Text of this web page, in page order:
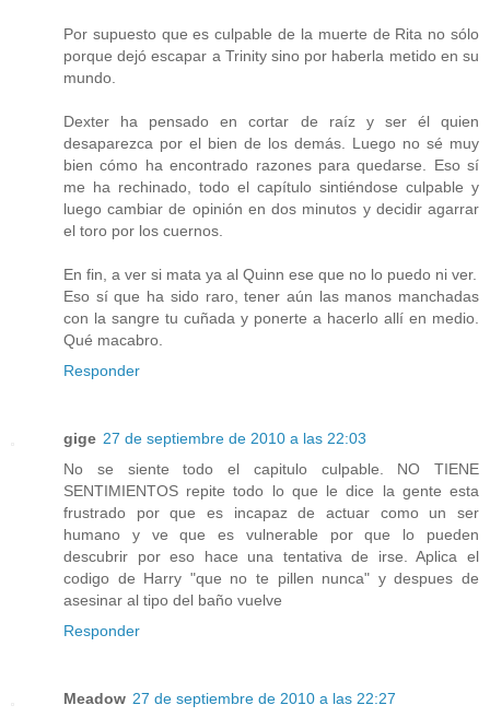
Por supuesto que es culpable de la muerte de Rita no sólo
porque dejó escapar a Trinity sino por haberla metido en su
mundo.
Dexter ha pensado en cortar de raíz y ser él quien
desaparezca por el bien de los demás. Luego no sé muy
bien cómo ha encontrado razones para quedarse. Eso sí
me ha rechinado, todo el capítulo sintiéndose culpable y
luego cambiar de opinión en dos minutos y decidir agarrar
el toro por los cuernos.
En fin, a ver si mata ya al Quinn ese que no lo puedo ni ver.
Eso sí que ha sido raro, tener aún las manos manchadas
con la sangre tu cuñada y ponerte a hacerlo allí en medio.
Qué macabro.
Responder
gige 27 de septiembre de 2010 a las 22:03
No se siente todo el capitulo culpable. NO TIENE
SENTIMIENTOS repite todo lo que le dice la gente esta
frustrado por que es incapaz de actuar como un ser
humano y ve que es vulnerable por que lo pueden
descubrir por eso hace una tentativa de irse. Aplica el
codigo de Harry "que no te pillen nunca" y despues de
asesinar al tipo del baño vuelve
Responder
Meadow 27 de septiembre de 2010 a las 22:27